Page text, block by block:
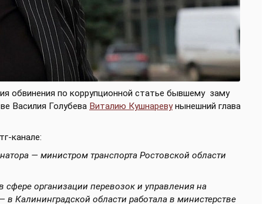
обвинения по коррупционной статье бывшему заму
Василия Голубева Виталию Кушнаревунынешний глава
канале:
— министром транспорта Ростовской области
организации перевозок и управления на
Калининградской области работала в министерстве